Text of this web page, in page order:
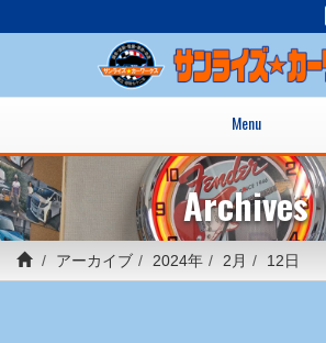
Menu
Archives
アーカイブ 2024年 2月 12日